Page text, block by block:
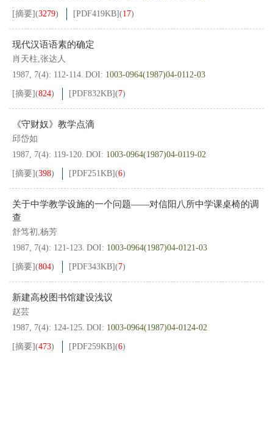
[摘要](3279) [PDF419KB](17)
现代汉语语素的确定
肖天柱,张达人
1987, 7(4): 112-114. DOI: 1003-0964(1987)04-0112-03
[摘要](824) [PDF832KB](7)
《守财奴》教学点滴
邱岱如
1987, 7(4): 119-120. DOI: 1003-0964(1987)04-0119-02
[摘要](398) [PDF251KB](6)
关于中学教学设施的一个问题——对信阳八所中学课桌椅的调
查
舒笃初,杨芳
1987, 7(4): 121-123. DOI: 1003-0964(1987)04-0121-03
[摘要](804) [PDF343KB](7)
新建高校图书馆建设浅议
赵芸
1987, 7(4): 124-125. DOI: 1003-0964(1987)04-0124-02
[摘要](473) [PDF259KB](6)